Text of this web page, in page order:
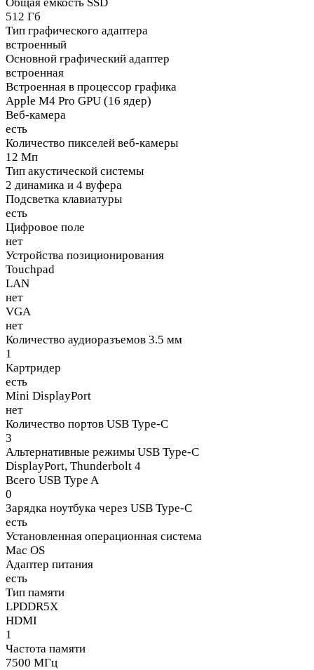
512 Гб
Тип графического адаптера
встроенный
Основной графический адаптер
встроенная
Встроенная в процессор графика
Apple M4 Pro GPU (16 ядер)
Веб-камера
есть
Количество пикселей веб-камеры
12 Мп
Тип акустической системы
2 динамика и 4 вуфера
Подсветка клавиатуры
есть
Цифровое поле
нет
Устройства позиционирования
Touchpad
LAN
нет
VGA
нет
Количество аудиоразъемов 3.5 мм
1
Картридер
есть
Mini DisplayPort
нет
Количество портов USB Type-C
3
Альтернативные режимы USB Type-C
DisplayPort, Thunderbolt 4
Всего USB Type A
0
Зарядка ноутбука через USB Type-C
есть
Установленная операционная система
Mac OS
Адаптер питания
есть
Тип памяти
LPDDR5X
HDMI
1
Частота памяти
7500 МГц